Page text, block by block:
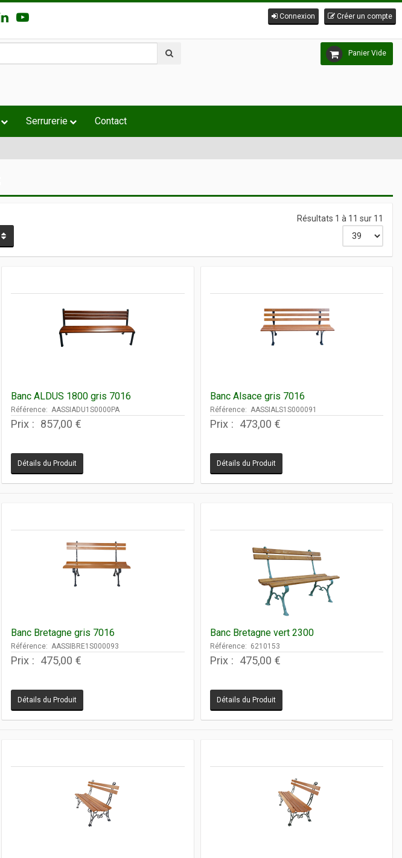
Connexion Créer un compte
Panier Vide
Serrurerie Contact
Résultats 1 à 11 sur 11
Banc ALDUS 1800 gris 7016
Référence: AASSIADU1S0000PA
Prix : 857,00 €
Détails du Produit
Banc Alsace gris 7016
Référence: AASSIALS1S000091
Prix : 473,00 €
Détails du Produit
Banc Bretagne gris 7016
Référence: AASSIBRE1S000093
Prix : 475,00 €
Détails du Produit
Banc Bretagne vert 2300
Référence: 6210153
Prix : 475,00 €
Détails du Produit